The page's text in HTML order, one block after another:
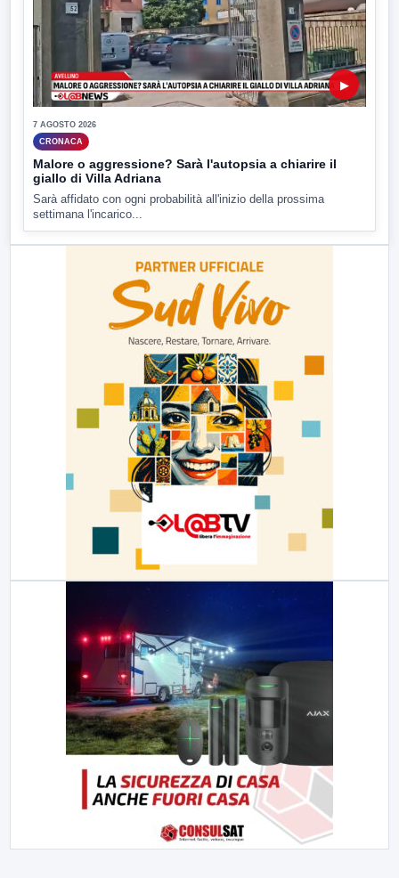
▶
7 AGOSTO 2026
CRONACA
Malore o aggressione? Sarà l'autopsia a chiarire il
giallo di Villa Adriana
Sarà affidato con ogni probabilità all'inizio della prossima
settimana l'incarico...